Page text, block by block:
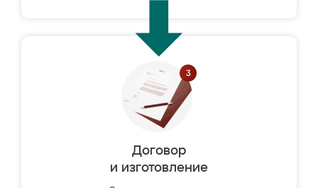
Договор
и изготовление